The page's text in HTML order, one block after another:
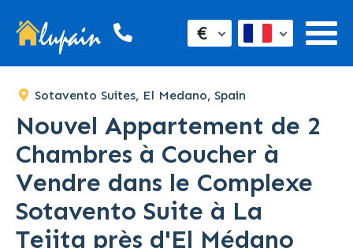
€
Sotavento Suites, El Medano, Spain
Nouvel Appartement de 2
Chambres à Coucher à
Vendre dans le Complexe
Sotavento Suite à La
Tejita près d'El Médano